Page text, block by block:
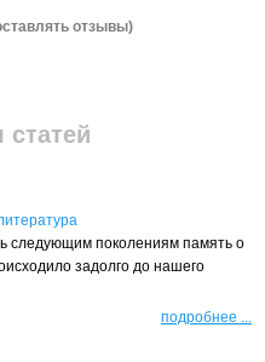
отзывы)
следующим поколениям память о
задолго до нашего
подробнее ...